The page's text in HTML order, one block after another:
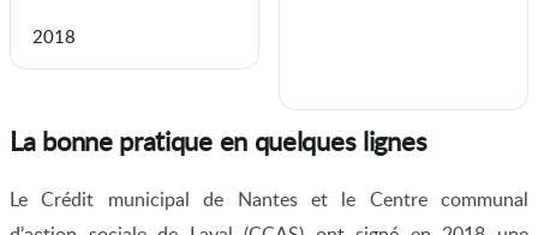
2018
La bonne pratique en quelques lignes
Le Crédit municipal de Nantes et le Centre communal